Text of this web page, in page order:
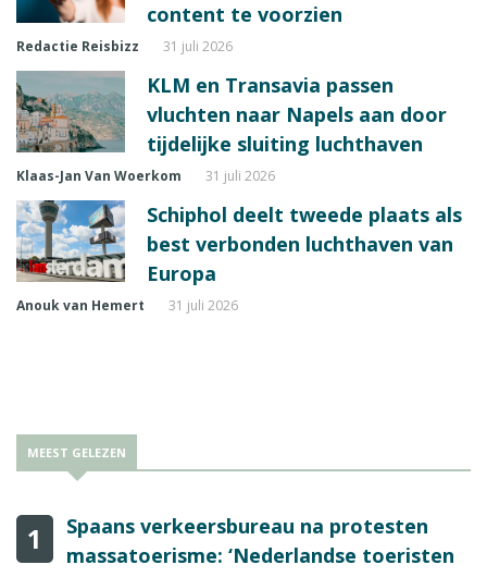
content te voorzien
Redactie Reisbizz 31 juli 2026
KLM en Transavia passen
vluchten naar Napels aan door
tijdelijke sluiting luchthaven
Klaas-Jan Van Woerkom 31 juli 2026
Schiphol deelt tweede plaats als
best verbonden luchthaven van
Europa
Anouk van Hemert 31 juli 2026
MEEST GELEZEN
1
Spaans verkeersbureau na protesten
massatoerisme: ‘Nederlandse toeristen